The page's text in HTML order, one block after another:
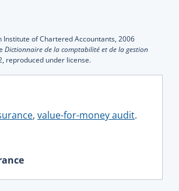
Institute of Chartered Accountants, 2006
Dictionnaire de la comptabilité et de la gestion
reproduced under license.
, value-for-money audit.